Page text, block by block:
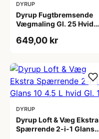
DYRUP
Dyrup Fugtbremsende
Vægmaling Gl. 25 Hvid
649,00 kr
DYRUP
Dyrup Loft & Væg Ekstra
Spærrende 2-i-1 Glans